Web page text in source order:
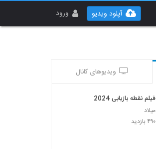
ورود آپلود ویدیو
ویدیوهای کانال
فیلم نقطه بازیابی 2024
میلاد
۴۹۰ بازدید